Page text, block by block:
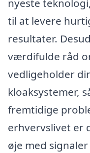
nyeste
til at levere
resultater.
værdifulde råd
vedligeholder
kloaksystemer,
fremtidige
erhvervslivet er
øje med